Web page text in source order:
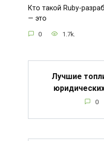
Кто такой Ruby-
— это
0 1.7k.
Лучшие
0